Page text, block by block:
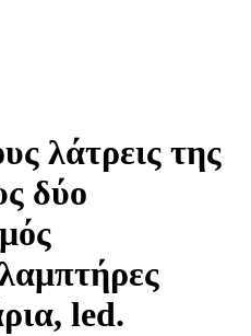
λάτρεις της
δύο
led.